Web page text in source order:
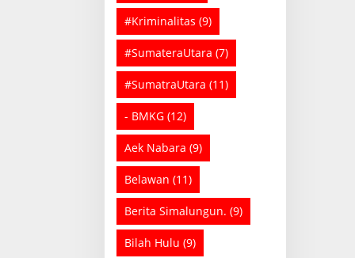
#Kriminalitas (9)
#SumateraUtara (7)
#SumatraUtara (11)
- BMKG (12)
Aek Nabara (9)
Belawan (11)
Berita Simalungun. (9)
Bilah Hulu (9)